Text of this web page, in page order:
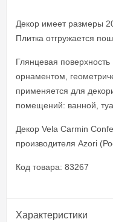
Декор имеет размеры
Плитка отгружается
Глянцевая
орнаментом,
применяется для
помещений: ванной,
Декор Vela Carmin
производителя Azori
Код товара: 83267
Характеристики